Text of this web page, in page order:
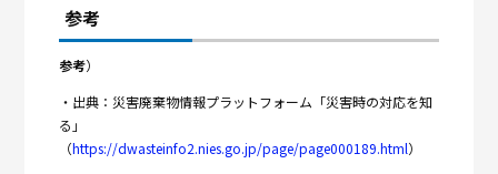
参考
参考）
・出典：災害廃棄物情報プラットフォーム「災害時の対応を知
る」
（https://dwasteinfo2.nies.go.jp/page/page000189.html）